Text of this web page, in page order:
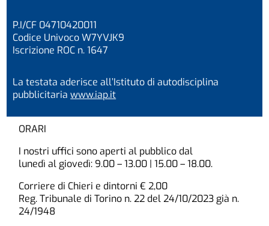
P.I/CF 04710420011
Codice Univoco W7YVJK9
Iscrizione ROC n. 1647
La testata aderisce all’Istituto di autodisciplina
pubblicitariawww.iap.it
ORARI
I nostri uffici sono aperti al pubblico dal
lunedì al giovedì: 9.00 – 13.00 | 15.00 – 18.00.
Corriere di Chieri e dintorni € 2,00
Reg. Tribunale di Torino n. 22 del 24/10/2023 già n.
24/1948